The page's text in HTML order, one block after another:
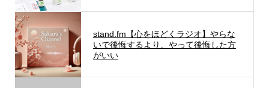
stand.fm【心をほどくラジオ】やらな
いで後悔するより、やって後悔した方
がいい